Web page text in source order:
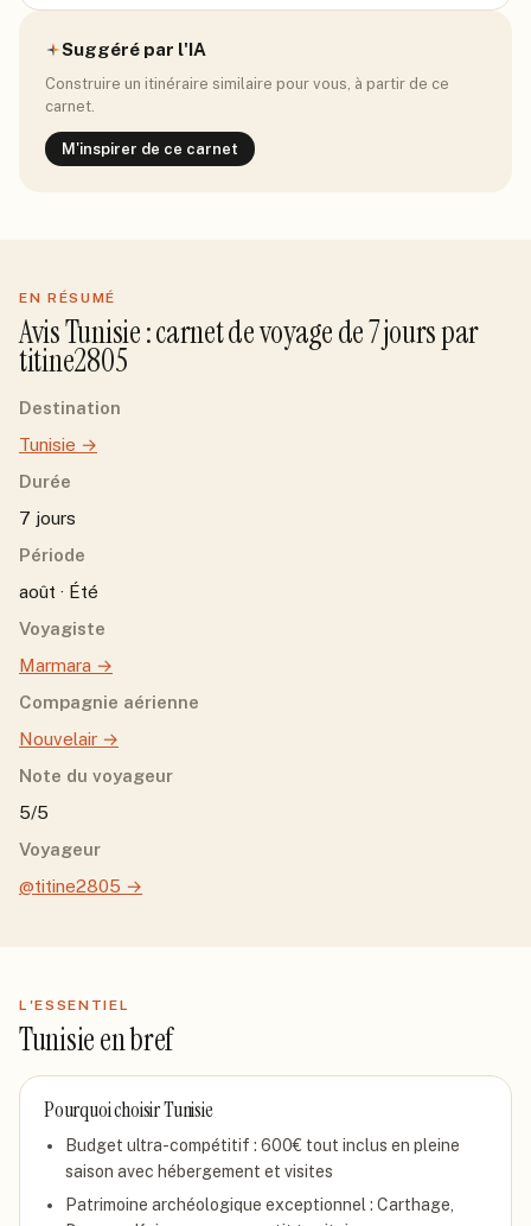
Suggéré par l'IA
Construire un itinéraire similaire pour vous, à partir de ce
carnet.
M'inspirer de ce carnet
EN RÉSUMÉ
AvisTunisie: carnet de voyage de7jourspar
titine2805
Destination
Tunisie →
Durée
7 jours
Période
août · Été
Voyagiste
Marmara →
Compagnie aérienne
Nouvelair →
Note du voyageur
5/5
Voyageur
@titine2805 →
L'ESSENTIEL
Tunisieen bref
Pourquoi choisirTunisie
Budget ultra-compétitif : 600€ tout inclus en pleine
saison avec hébergement et visites
Patrimoine archéologique exceptionnel : Carthage,